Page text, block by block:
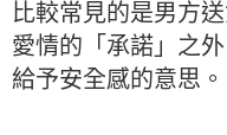
比較常見的是男方
愛情的「承諾」之
給予安全感的意思。